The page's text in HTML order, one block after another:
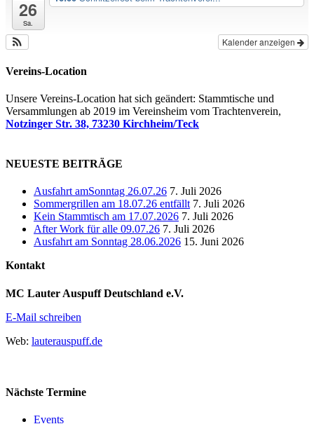
26
Sa.
Kalender anzeigen
Vereins-Location
Unsere Vereins-Location hat sich geändert: Stammtische und
Versammlungen ab 2019 im Vereinsheim vom Trachtenverein,
Notzinger Str. 38, 73230 Kirchheim/Teck
NEUESTE BEITRÄGE
Ausfahrt amSonntag 26.07.26 7. Juli 2026
Sommergrillen am 18.07.26 entfällt 7. Juli 2026
Kein Stammtisch am 17.07.2026 7. Juli 2026
After Work für alle 09.07.26 7. Juli 2026
Ausfahrt am Sonntag 28.06.2026 15. Juni 2026
Kontakt
MC Lauter Auspuff Deutschland e.V.
E-Mail schreiben
Web: lauterauspuff.de
Nächste Termine
Events